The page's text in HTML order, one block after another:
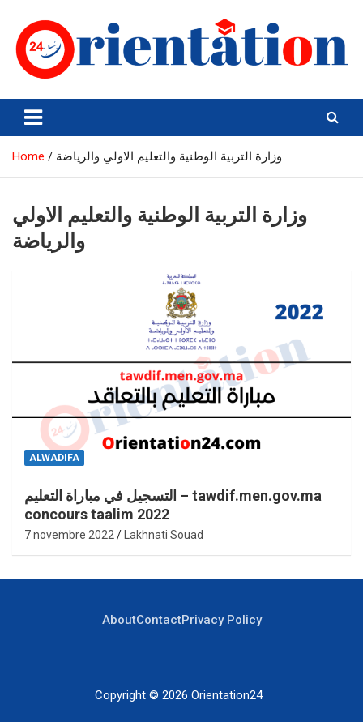
content
Orientation24
Emploi et Orientation au Maroc
Home وزارة التربية الوطنية والتعليم الاولي والرياضة
وزارة التربية الوطنية والتعليم الاولي
والرياضة
ALWADIFA
التسجيل في مباراة التعليم – tawdif.men.gov.ma
concours taalim 2022
7 novembre 2022 Lakhnati Souad
AboutContactPrivacy Policy
Copyright © 2026 Orientation24